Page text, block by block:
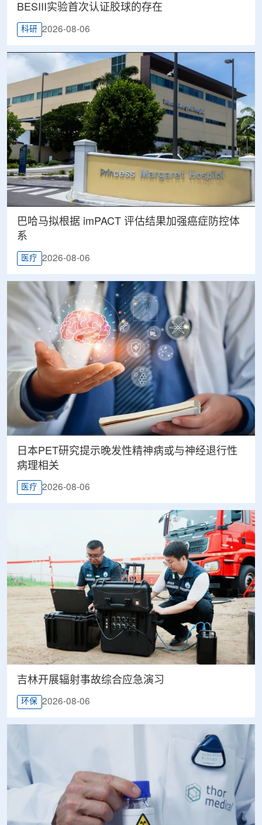
BESIII实验首次认证胶球的存在
科研 2026-08-06
巴哈马拟根据 imPACT 评估结果加强癌症防控体
系
医疗 2026-08-06
日本PET研究提示晚发性精神病或与神经退行性
病理相关
医疗 2026-08-06
吉林开展辐射事故综合应急演习
环保 2026-08-06